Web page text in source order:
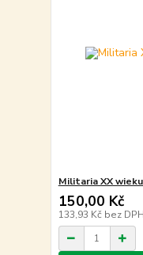
Militaria XX
150,00 Kč
133,93 Kč bez DPH